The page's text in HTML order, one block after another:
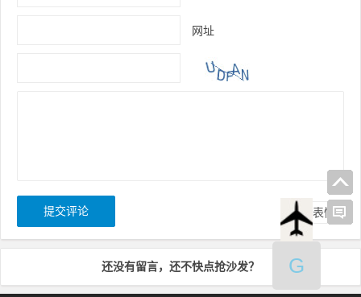
网址
表情
还没有留言，还不快点抢沙发？ G